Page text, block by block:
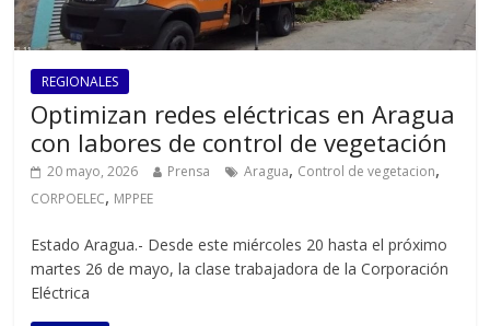
REGIONALES
Optimizan redes eléctricas en Aragua
con labores de control de vegetación
20 mayo, 2026 Prensa Aragua, Control de vegetacion,
CORPOELEC, MPPEE
Estado Aragua.- Desde este miércoles 20 hasta el próximo
martes 26 de mayo, la clase trabajadora de la Corporación
Eléctrica